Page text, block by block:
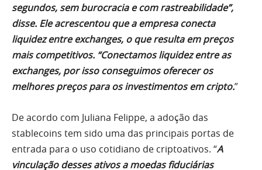
segundos, sem burocracia e com rastreabilidade”,
disse. Ele acrescentou que a empresa conecta
liquidez entre exchanges, o que resulta em preços
mais competitivos. “Conectamos liquidez entre as
exchanges, por isso conseguimos oferecer os
melhores preços para os investimentos em cripto.”
De acordo com Juliana Felippe, a adoção das
stablecoins tem sido uma das principais portas de
entrada para o uso cotidiano de criptoativos. “A
vinculação desses ativos a moedas fiduciárias